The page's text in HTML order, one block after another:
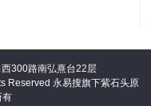
300路南弘熹台22层
Reserved 永易搜旗下紫石头原
有